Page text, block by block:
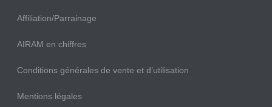
Affiliation/Parrainage
AIRAM en chiffres
Conditions générales de vente et d’utilisation
Mentions légales